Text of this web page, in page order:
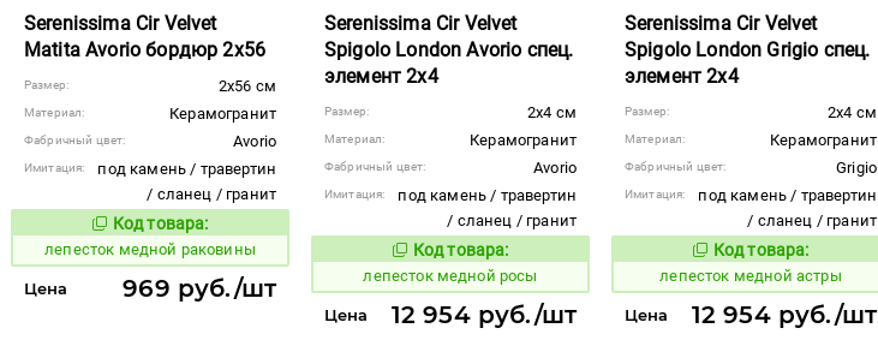
Serenissima Cir Velvet
Matita Avorio бордюр 2x56
Размер: 2x56 см
Материал: Керамогранит
Фабричный цвет: Avorio
Имитация:
под камень / травертин
/ сланец / гранит
Код товара:
866203 Код товара:
лепесток медной раковины
Цена 969 руб./шт
Serenissima Cir Velvet
Spigolo London Avorio спец.
элемент 2x4
Размер: 2x4 см
Материал: Керамогранит
Фабричный цвет: Avorio
Имитация:
под камень / травертин
/ сланец / гранит
Код товара:
866207Код товара:
лепесток медной росы
Цена 12 954 руб./шт
Serenissima Cir Velvet
Spigolo London Grigio спец.
элемент 2x4
Размер: 2x4 см
Материал: Керамогранит
Фабричный цвет: Grigio
Имитация:
под камень / травертин
/ сланец / гранит
Код товара:
866206Код товара:
лепесток медной астры
Цена 12 954 руб./шт